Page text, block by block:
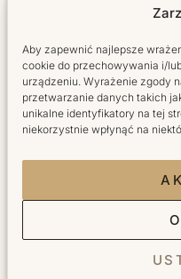
Aby zapewnić najlepsze
cookie do przechowywania i/
urządzeniu. Wyrażenie zgody
przetwarzanie danych takich
unikalne identyfikatory na tej
niekorzystnie wpłynąć na
Salon fryzjersko-
Tworzymy miejsce, do
Facebook